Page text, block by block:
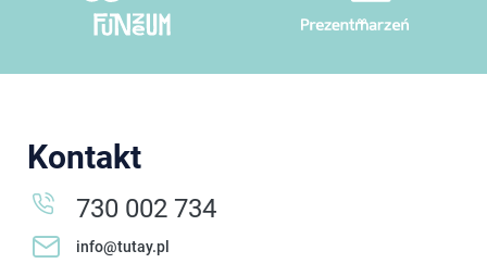
Kontakt
730 002 734
info@tutay.pl